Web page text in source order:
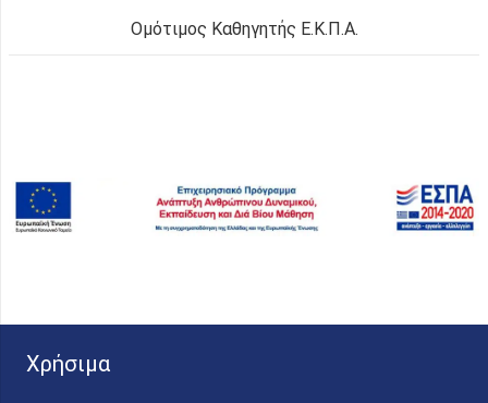
Ομότιμος Καθηγητής Ε.Κ.Π.Α.
Χρήσιμα